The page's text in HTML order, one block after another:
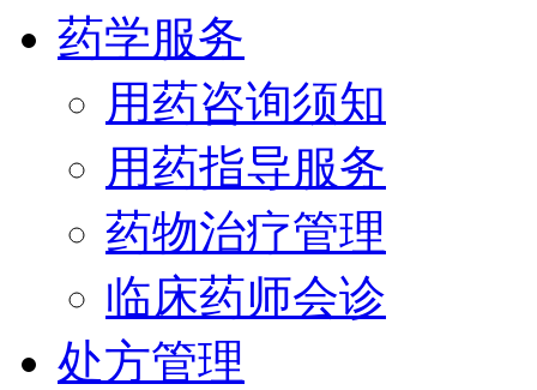
药学服务
用药咨询须知
用药指导服务
药物治疗管理
临床药师会诊
处方管理